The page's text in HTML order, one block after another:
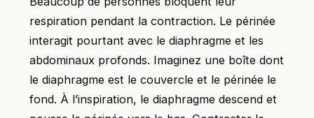
respiration pendant la contraction. Le périnée
interagit pourtant avec le diaphragme et les
abdominaux profonds. Imaginez une boîte dont
le diaphragme est le couvercle et le périnée le
fond. À l’inspiration, le diaphragme descend et